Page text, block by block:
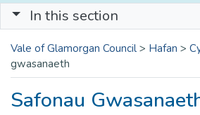
In this section
Vale of Glamorgan Council > Hafan >
gwasanaeth
Safonau